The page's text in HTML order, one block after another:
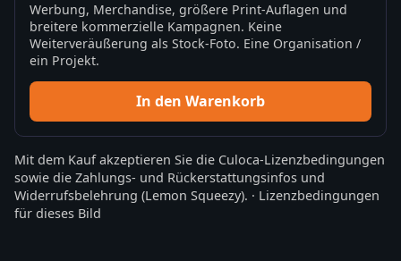
Werbung, Merchandise, größere Print-Auflagen und
breitere kommerzielle Kampagnen. Keine
Weiterveräußerung als Stock-Foto. Eine Organisation /
ein Projekt.
In den Warenkorb
Mit dem Kauf akzeptieren Sie die Culoca-Lizenzbedingungen
sowie die Zahlungs- und Rückerstattungsinfos und
Widerrufsbelehrung (Lemon Squeezy). · Lizenzbedingungen
für dieses Bild